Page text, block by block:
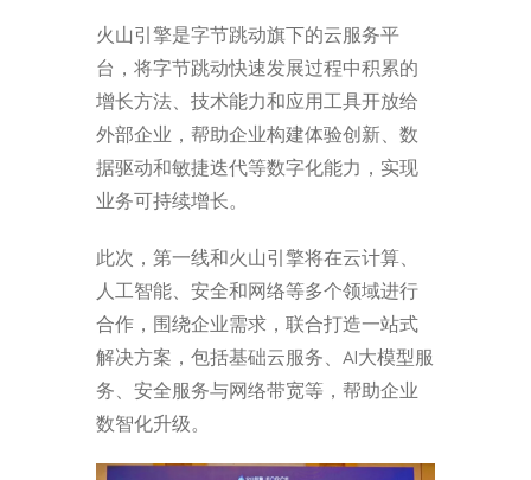
火山引擎是字节跳动旗下的云服务平
台，将字节跳动快速发展过程中积累的
增长方法、技术能力和应用工具开放给
外部企业，帮助企业构建体验创新、数
据驱动和敏捷迭代等数字化能力，实现
业务可持续增长。
此次，第一线和火山引擎将在云计算、
人工智能、安全和网络等多个领域进行
合作，围绕企业需求，联合打造一站式
解决方案，包括基础云服务、AI大模型服
务、安全服务与网络带宽等，帮助企业
数智化升级。